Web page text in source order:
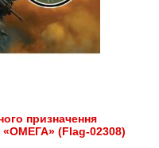
призначення
«ОМЕГА» (Flag-02308)